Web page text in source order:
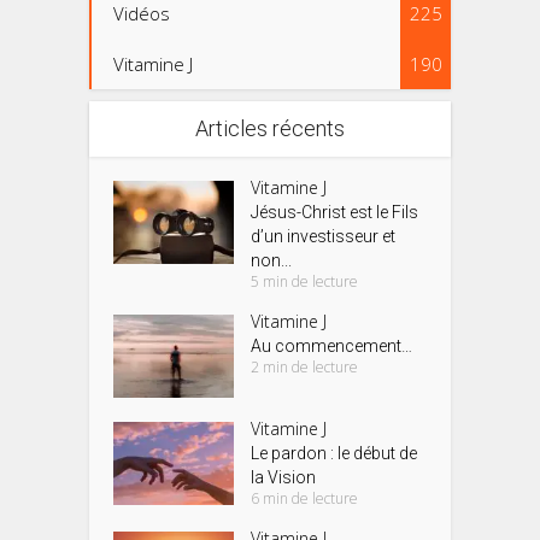
Vidéos 225
Vitamine J 190
Articles récents
Vitamine J
Jésus-Christ est le Fils
d’un investisseur et
non...
5 min de lecture
Vitamine J
Au commencement…
2 min de lecture
Vitamine J
Le pardon : le début de
la Vision
6 min de lecture